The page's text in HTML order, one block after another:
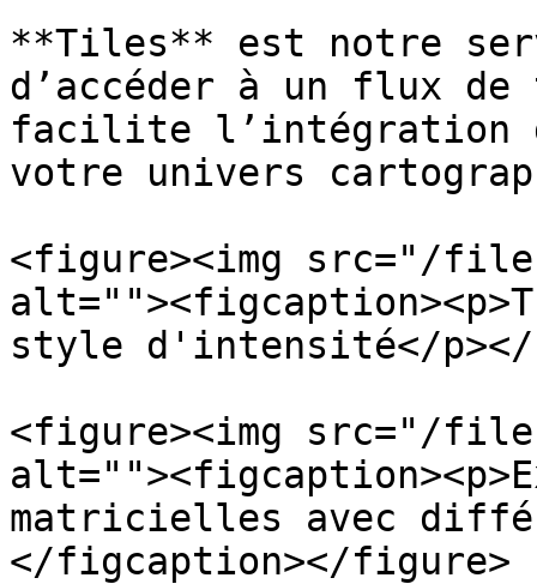
**Tiles** est notre
d’accéder à un flux
facilite l’intégration
votre univers
<figure><img src="/
style d'intensité</
<figure><img src="/
matricielles avec
</figcaption></figure>